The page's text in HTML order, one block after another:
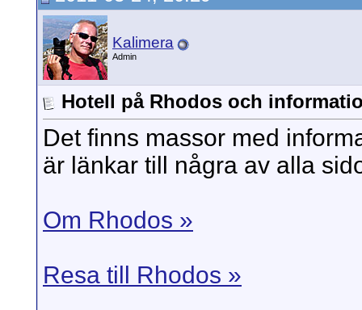
Kalimera
Admin
Hotell på Rhodos och
Det finns massor med
är länkar till några av alla
Om Rhodos »
Resa till Rhodos »